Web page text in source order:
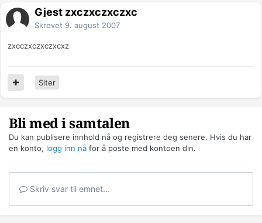
Gjest zxczxczxczxc
Skrevet 9. august 2007
zxcczxczxczxcxz
Siter
Bli med i samtalen
Du kan publisere innhold nå og registrere deg senere. Hvis du har
en konto, logg inn nå for å poste med kontoen din.
Skriv svar til emnet...